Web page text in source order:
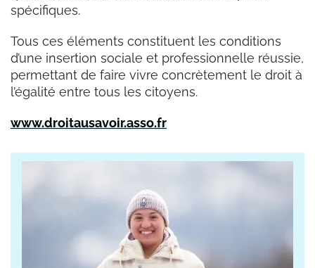
spécifiques.
Tous ces éléments constituent les conditions
d’une insertion sociale et professionnelle réussie,
permettant de faire vivre concrètement le droit à
l’égalité entre tous les citoyens.
www.droitausavoir.asso.fr